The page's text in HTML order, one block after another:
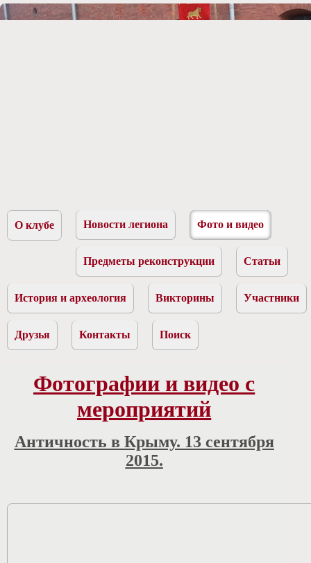
О клубе Новости легиона Фото и видео
Предметы реконструкции Статьи
История и археология Викторины Участники
Друзья Контакты Поиск
Фотографии и видео с
мероприятий
Античность в Крыму. 13 сентября
2015.